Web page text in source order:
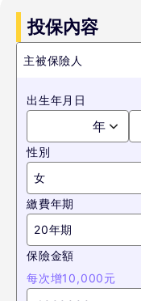
投保內容
主被保險人
出生年月日
年
性別
女
繳費年期
20年期
保險金額
每次增10,000元